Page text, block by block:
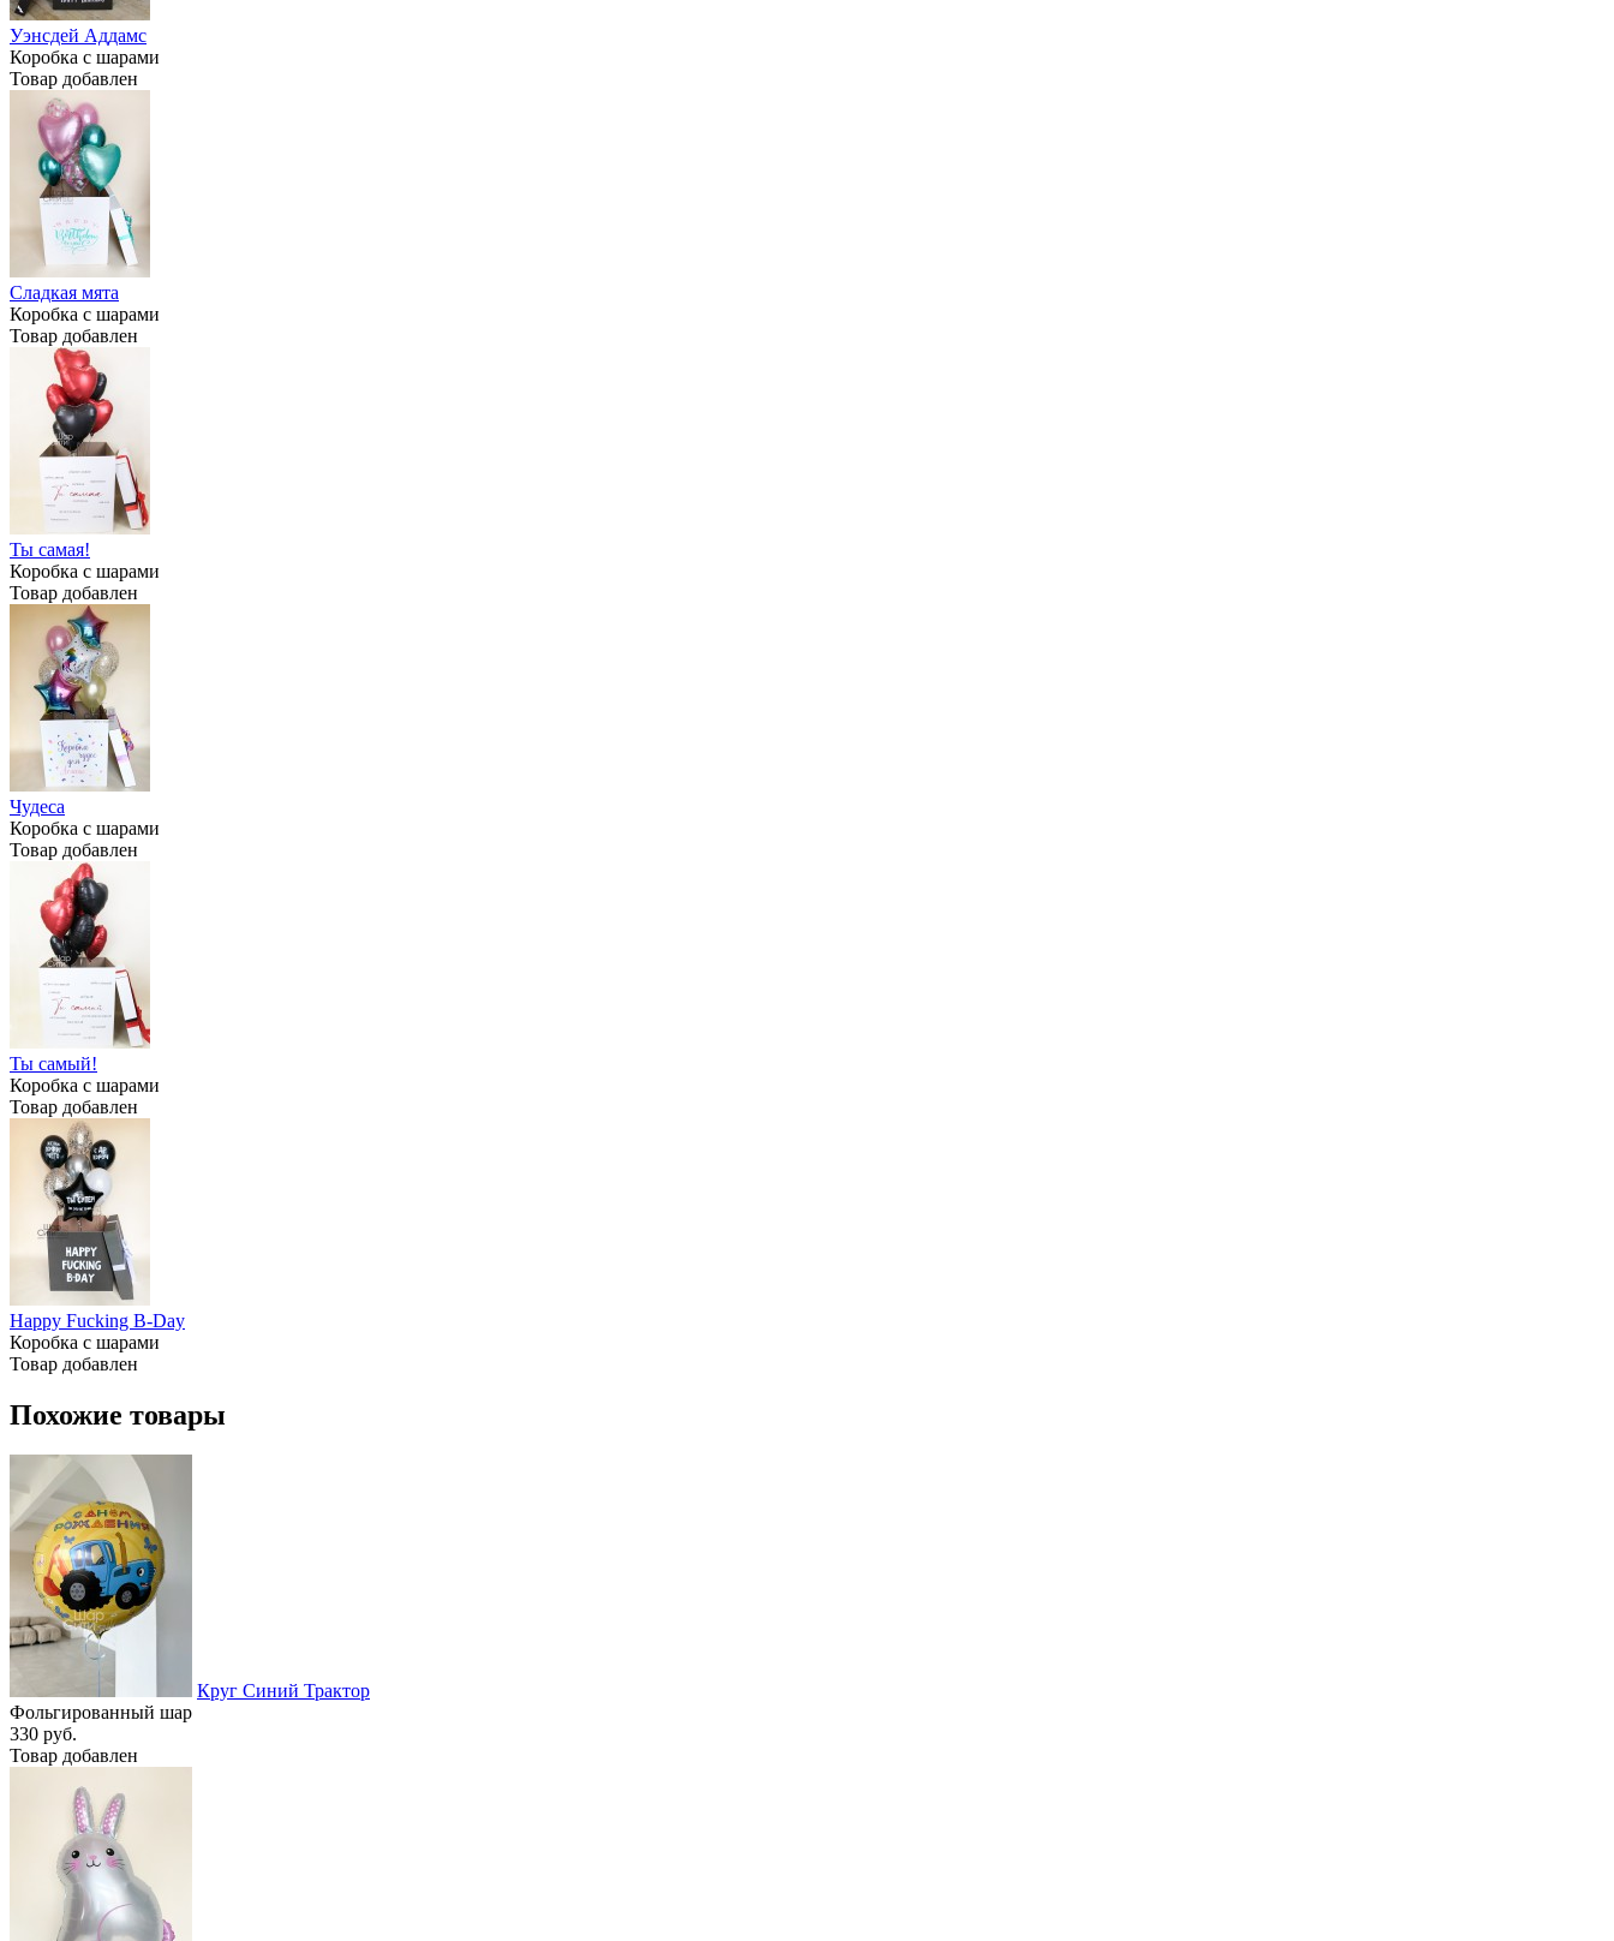
Уэнсдей Аддамс
Коробка с шарами
Товар добавлен
Сладкая мята
Коробка с шарами
Товар добавлен
Ты самая!
Коробка с шарами
Товар добавлен
Чудеса
Коробка с шарами
Товар добавлен
Ты самый!
Коробка с шарами
Товар добавлен
Happy Fucking B-Day
Коробка с шарами
Товар добавлен
Похожие товары
Круг Синий Трактор
Фольгированный шар
330 руб.
Товар добавлен